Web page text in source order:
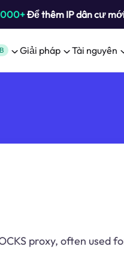
Để thêm IP dân cư
Giải pháp Tài nguyên
proxy, often used